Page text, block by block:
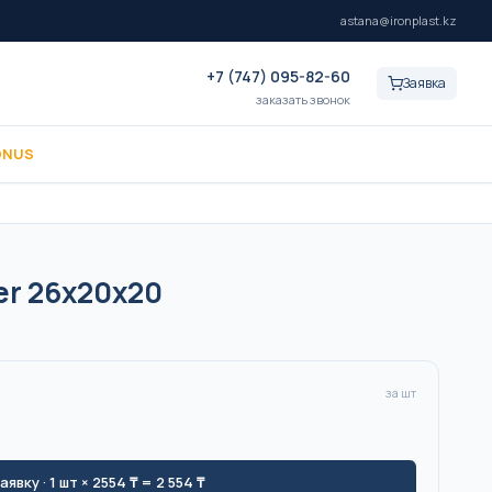
astana@ironplast.kz
+7 (747) 095-82-60
заказать звонок
Заявка
26x20x20
за шт
· 1 шт × 2554 ₸ = 2 554 ₸